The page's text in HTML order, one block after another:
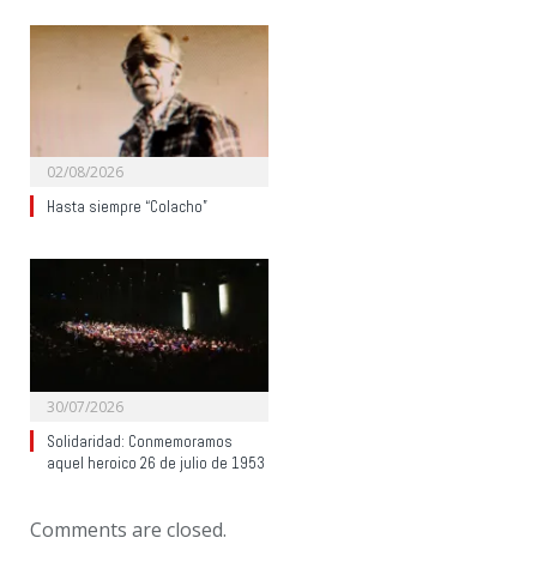
02/08/2026
Hasta siempre “Colacho”
30/07/2026
Solidaridad: Conmemoramos
aquel heroico 26 de julio de 1953
Comments are closed.